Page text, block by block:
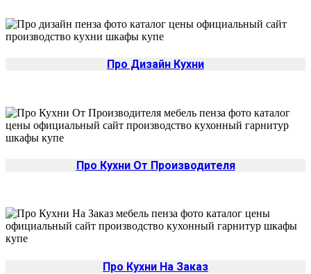
Про Дизайн Кухни
Про Кухни От Производителя
Про Кухни На Заказ